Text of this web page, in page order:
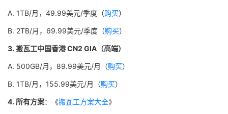
A. 1TB/月，49.99美元/季度（购买）
B. 2TB/月，69.99美元/季度（购买）
3. 搬瓦工中国香港 CN2 GIA（高端）
A. 500GB/月，89.99美元/月（购买）
B. 1TB/月，155.99美元/月（购买）
4. 所有方案：《搬瓦工方案大全》